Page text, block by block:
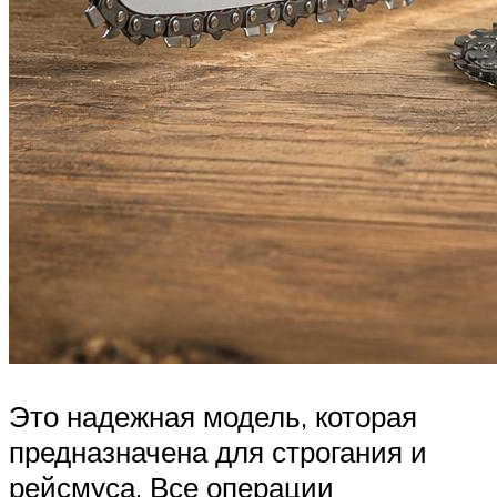
Это надежная модель, которая
предназначена для строгания и
рейсмуса. Все операции